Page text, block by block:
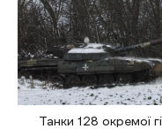
Танки 128 окремої